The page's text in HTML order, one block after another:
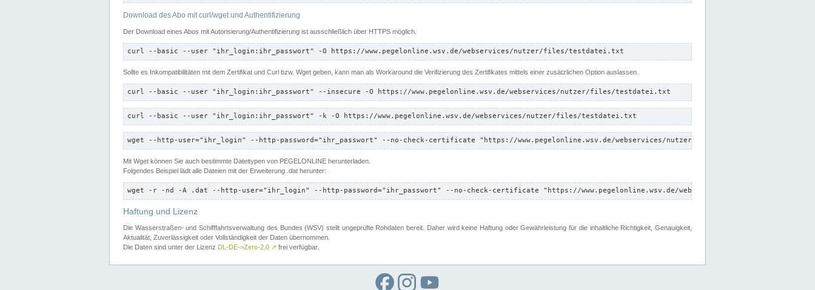
Download des Abo mit curl/wget und Authentifizierung
Der Download eines Abos mit Autorisierung/Authentifizierung ist ausschließlich über HTTPS möglich.
curl --basic --user "ihr_login:ihr_passwort" -O https://www.pegelonline.wsv.de/webservices/nutzer/files/testdatei.txt
Sollte es Inkompatibilitäten mit dem Zertifikat und Curl bzw. Wget geben, kann man als Workaround die Verifizierung des Zertifikates mittels einer zusätzlichen Option auslassen.
curl --basic --user "ihr_login:ihr_passwort" --insecure -O https://www.pegelonline.wsv.de/webservices/nutzer/files/testdatei.txt
curl --basic --user "ihr_login:ihr_passwort" -k -O https://www.pegelonline.wsv.de/webservices/nutzer/files/testdatei.txt
wget --http-user="ihr_login" --http-password="ihr_passwort" --no-check-certificate "https://www.pegelonline.wsv.de/webservices/nutzer/files/testdatei.txt"
Mit Wget können Sie auch bestimmte Dateitypen von PEGELONLINE herunterladen.
Folgendes Beispiel lädt alle Dateien mit der Erweiterung .datherunter:
wget -r -nd -A .dat --http-user="ihr_login" --http-password="ihr_passwort" --no-check-certificate "https://www.pegelonline.wsv.de/webservices/nutzer/files"
Haftung und Lizenz
Die Wasserstraßen- und Schifffahrtsverwaltung des Bundes (WSV) stellt ungeprüfte Rohdaten bereit. Daher wird keine Haftung oder Gewährleistung für die inhaltliche Richtigkeit, Genauigkeit,
Aktualität, Zuverlässigkeit oder Vollständigkeit der Daten übernommen.
Die Daten sind unter der Lizenz DL-DE->Zero-2.0 ↗ frei verfügbar.